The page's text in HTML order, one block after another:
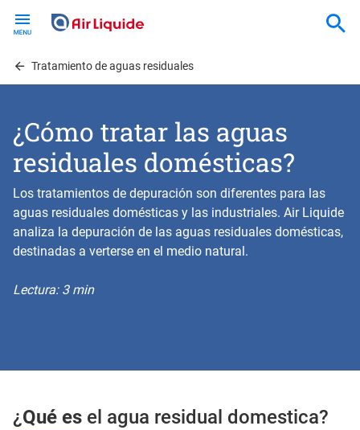
contentTratamiento de aguas residuales
¿Cómo tratar las aguas
residuales domésticas?
Los tratamientos de depuración son diferentes para las
aguas residuales domésticas y las industriales. Air Liquide
analiza la depuración de las aguas residuales domésticas,
destinadas a verterse en el medio natural.
Lectura: 3 min
¿Qué es el agua residual domestica?